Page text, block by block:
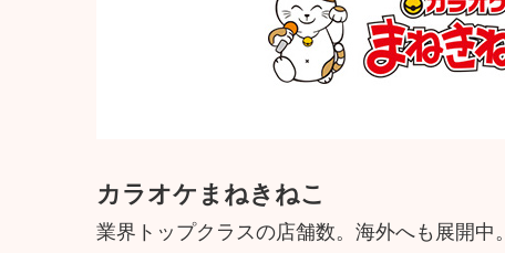
カラオケまねきねこ
業界トップクラスの店舗数。海外へも展開中。